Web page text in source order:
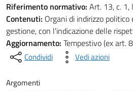
Riferimento normativo: Art. 13, c.
Contenuti: Organi di indirizzo
gestione, con l'indicazione delle
Aggiornamento: Tempestivo (ex art.
Condividi Vedi azioni
Argomenti